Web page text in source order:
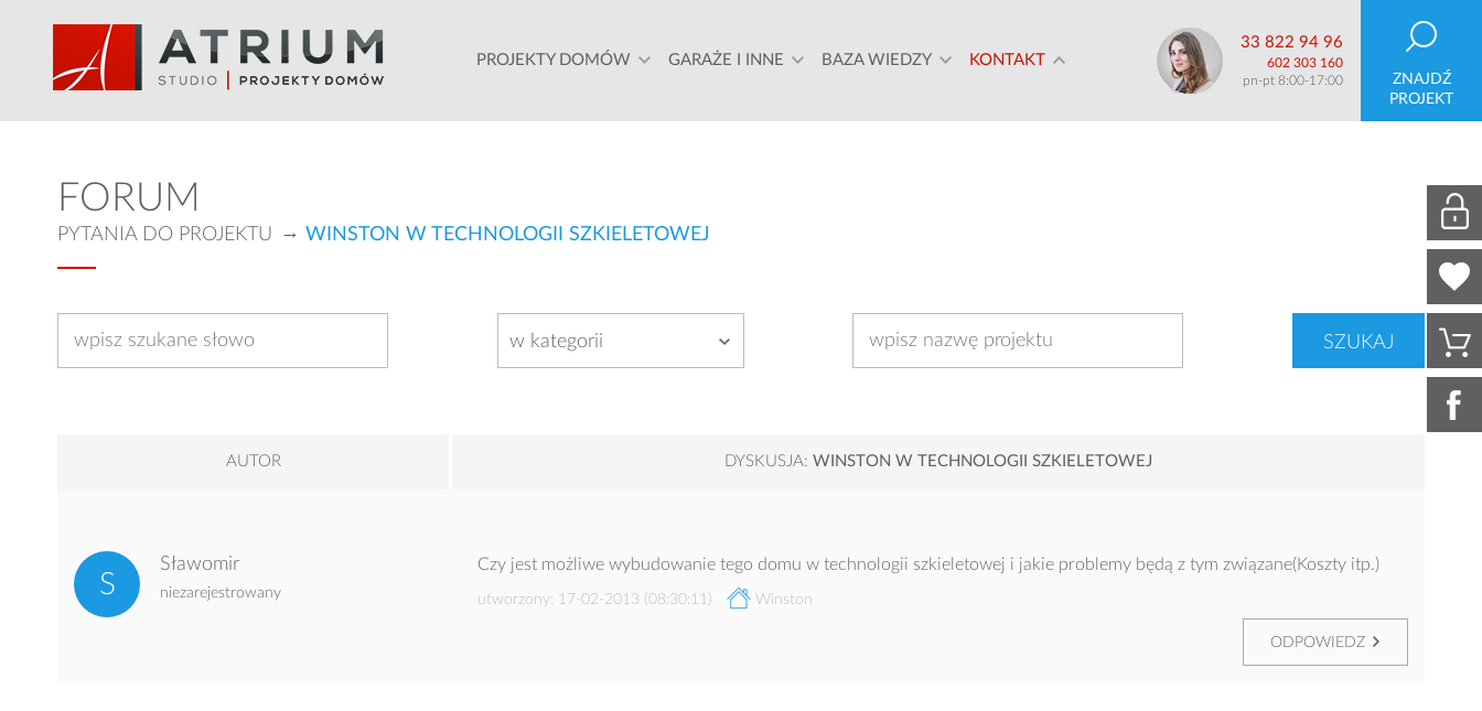
PROJEKTY DOMÓW GARAŻE I INNE BAZA WIEDZY KONTAKT
33 822 94 96
602 303 160
pn-pt 8:00-17:00
ZNAJDŹ
PROJEKT
FORUM
PYTANIA DO PROJEKTU WINSTON W TECHNOLOGII SZKIELETOWEJ
w kategorii
AUTOR DYSKUSJA: WINSTON W TECHNOLOGII SZKIELETOWEJ
Sławomir
niezarejestrowany
Czy jest możliwe wybudowanie tego domu w technologii szkieletowej i jakie problemy będą z tym związane(Koszty itp.)
utworzony: 17-02-2013 (08:30:11) Winston
ODPOWIEDZ